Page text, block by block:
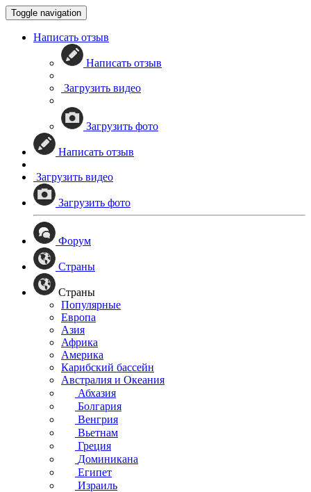
Toggle navigation
Написать отзыв
Написать отзыв
Загрузить видео
Загрузить фото
Написать отзыв
Загрузить видео
Загрузить фото
Форум
Страны
Страны
Популярные
Европа
Азия
Африка
Америка
Карибский бассейн
Австралия и Океания
Абхазия
Болгария
Венгрия
Вьетнам
Греция
Доминикана
Египет
Израиль